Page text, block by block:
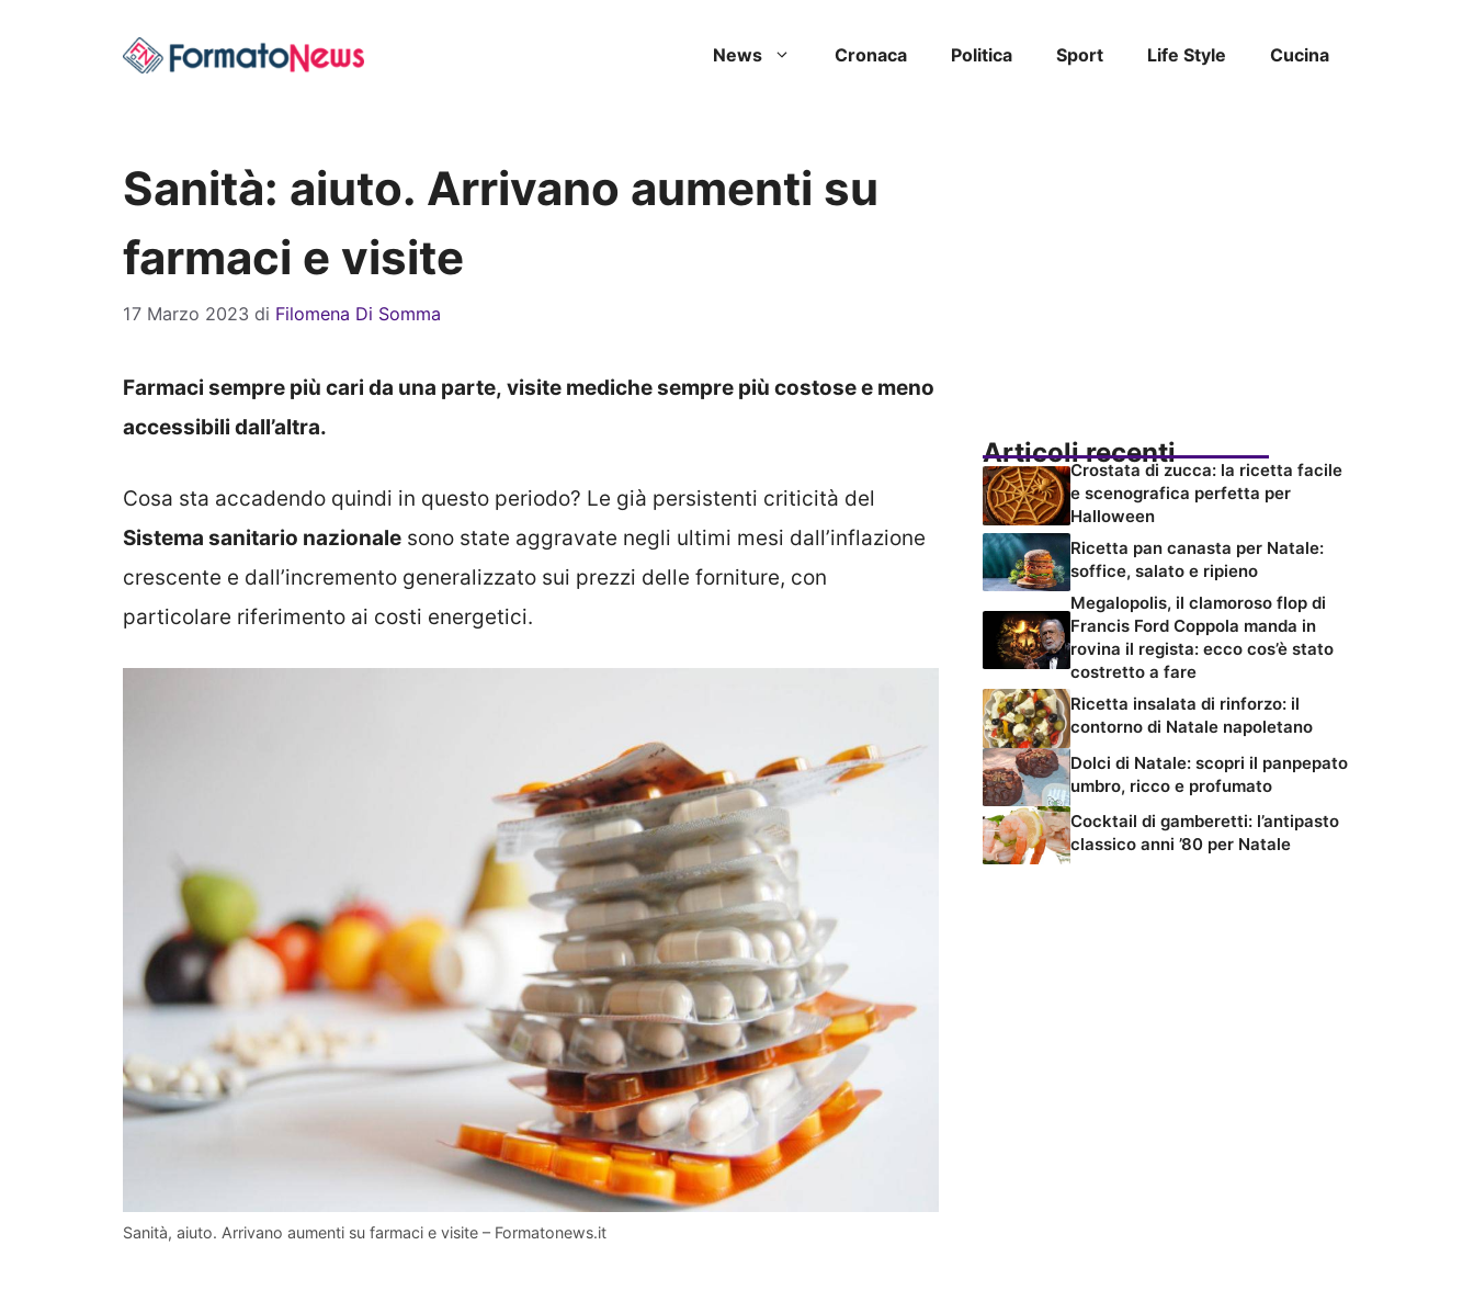
News Cronaca Politica Sport Life Style Cucina
Sanità: aiuto. Arrivano aumenti su
farmaci e visite
17 Marzo 2023 di Filomena Di Somma
Farmaci sempre più cari da una parte, visite mediche sempre più costose e meno
accessibili dall’altra.
Cosa sta accadendo quindi in questo periodo? Le già persistenti criticità del
Sistema sanitario nazionale sono state aggravate negli ultimi mesi dall’inflazione
crescente e dall’incremento generalizzato sui prezzi delle forniture, con
particolare riferimento ai costi energetici.
Sanità, aiuto. Arrivano aumenti su farmaci e visite – Formatonews.it
Articoli recenti
Crostata di zucca: la ricetta facile
e scenografica perfetta per
Halloween
Ricetta pan canasta per Natale:
soffice, salato e ripieno
Megalopolis, il clamoroso flop di
Francis Ford Coppola manda in
rovina il regista: ecco cos’è stato
costretto a fare
Ricetta insalata di rinforzo: il
contorno di Natale napoletano
Dolci di Natale: scopri il panpepato
umbro, ricco e profumato
Cocktail di gamberetti: l’antipasto
classico anni ’80 per Natale